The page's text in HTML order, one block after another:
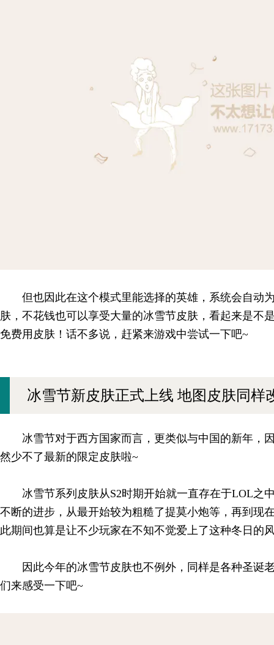
但也因此在这个模式里能选择的英雄，系统会自动
肤，不花钱也可以享受大量的冰雪节皮肤，看起来是不
免费用皮肤！话不多说，赶紧来游戏中尝试一下吧~
冰雪节新皮肤正式上线 地图皮肤同样
冰雪节对于西方国家而言，更类似与中国的新年，
然少不了最新的限定皮肤啦~
冰雪节系列皮肤从S2时期开始就一直存在于LOL之
不断的进步，从最开始较为粗糙了提莫小炮等，再到现
此期间也算是让不少玩家在不知不觉爱上了这种冬日的
因此今年的冰雪节皮肤也不例外，同样是各种圣诞
们来感受一下吧~